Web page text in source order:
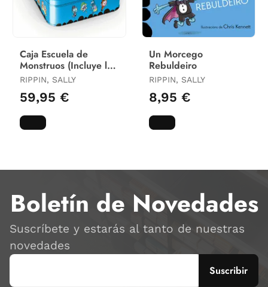
Caja Escuela de
Monstruos (Incluye los
8 Primeros Libros)
RIPPIN, SALLY
59,95 €
Un Morcego
Rebuldeiro
RIPPIN, SALLY
8,95 €
Boletín de Novedades
Suscríbete y estarás al tanto de nuestras
novedades